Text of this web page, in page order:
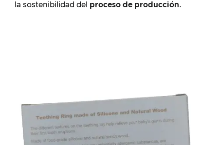
la sostenibilidad del proceso de producción.